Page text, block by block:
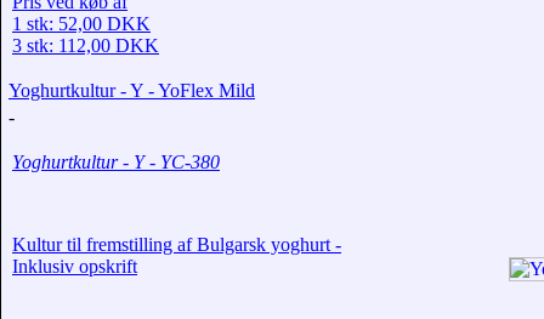
1 stk: 52,00 DKK
3 stk: 112,00 DKK
Yoghurtkultur - Y - YoFlex Mild
-
Yoghurtkultur - Y - YC-380
Kultur til fremstilling af Bulgarsk yoghurt -
Inklusiv opskrift